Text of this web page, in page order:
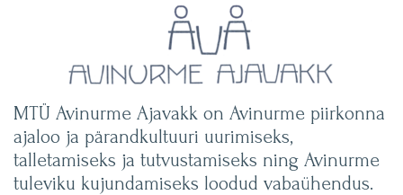
MTÜ Avinurme Ajavakk on Avinurme piirkonna
ajaloo ja pärandkultuuri uurimiseks,
talletamiseks ja tutvustamiseks ning Avinurme
tuleviku kujundamiseks loodud vabaühendus.